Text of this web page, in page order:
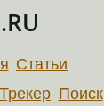
Статьи
Трекер Поиск